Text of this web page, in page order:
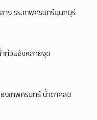
าง รร.เทพศิรินทร์นนทบุรี
ท่วมขังหลายจุด
งเทพศิรินทร์ น้ำตาคลอ